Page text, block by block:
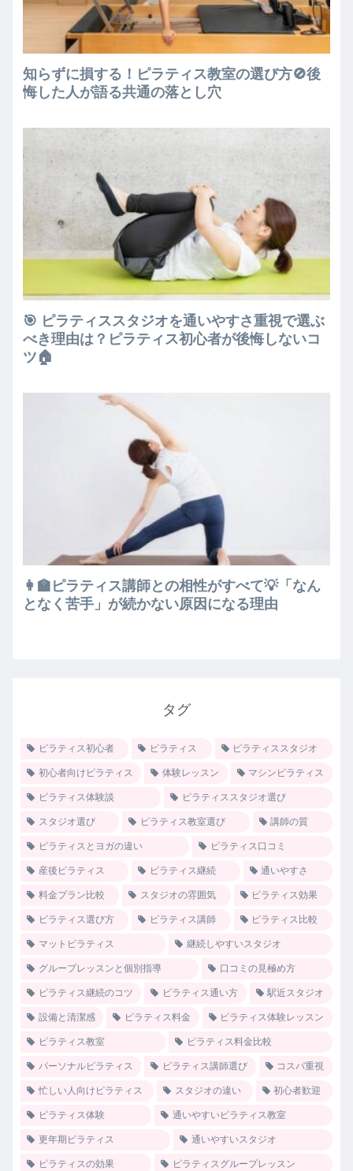
知らずに損する！ピラティス教室の選び方🚫後
悔した人が語る共通の落とし穴
🎯 ピラティススタジオを通いやすさ重視で選ぶ
べき理由は？ピラティス初心者が後悔しないコ
ツ🏠
👩‍🏫ピラティス講師との相性がすべて💡「なん
となく苦手」が続かない原因になる理由
タグ
ピラティス初心者 ピラティス ピラティススタジオ
初心者向けピラティス 体験レッスン マシンピラティス
ピラティス体験談 ピラティススタジオ選び
スタジオ選び ピラティス教室選び 講師の質
ピラティスとヨガの違い ピラティス口コミ
産後ピラティス ピラティス継続 通いやすさ
料金プラン比較 スタジオの雰囲気 ピラティス効果
ピラティス選び方 ピラティス講師 ピラティス比較
マットピラティス 継続しやすいスタジオ
グループレッスンと個別指導 口コミの見極め方
ピラティス継続のコツ ピラティス通い方 駅近スタジオ
設備と清潔感 ピラティス料金 ピラティス体験レッスン
ピラティス教室 ピラティス料金比較
パーソナルピラティス ピラティス講師選び コスパ重視
忙しい人向けピラティス スタジオの違い 初心者歓迎
ピラティス体験 通いやすいピラティス教室
更年期ピラティス 通いやすいスタジオ
ピラティスの効果 ピラティスグループレッスン